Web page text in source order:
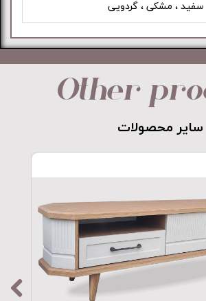
سفید ، مشکی ، گردویی
Other
​​​​​​​سایر محصولات​​​​​​​